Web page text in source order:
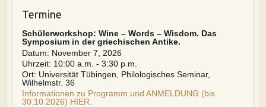
Termine
Schülerworkshop: Wine – Words – Wisdom. Das
Symposium in der griechischen Antike.
Datum: November 7, 2026
Uhrzeit: 10:00 a.m. - 3:30 p.m.
Ort: Universität Tübingen, Philologisches Seminar,
Wilhelmstr. 36
Informationen zu Programm und ANMELDUNG (bis
30.10.2026) HIER.